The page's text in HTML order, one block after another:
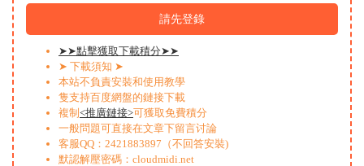
請先登錄
➤➤點擊獲取下載積分➤➤
➤ 下載須知 ➤
本站不負責安裝和使用教學
隻支持百度網盤的鏈接下載
複制 <推廣鏈接>可獲取免費積分
一般問題可直接在文章下留言讨論
客服QQ：2421883897（不回答安裝)
默認解壓密碼：cloudmidi.net